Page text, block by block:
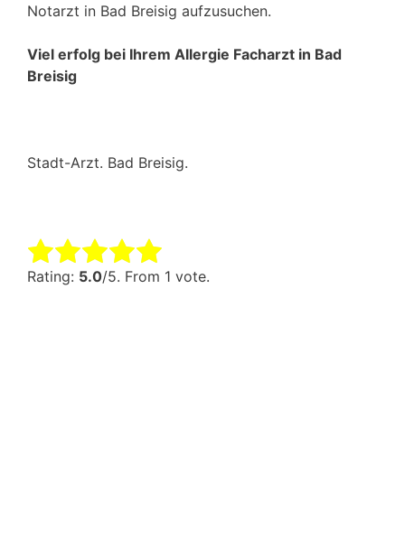
Notarzt in Bad Breisig aufzusuchen.
Viel erfolg bei Ihrem Allergie Facharzt in Bad
Breisig
Stadt-Arzt. Bad Breisig.
Rate this item:
Rating: 5.0/5. From 1 vote.